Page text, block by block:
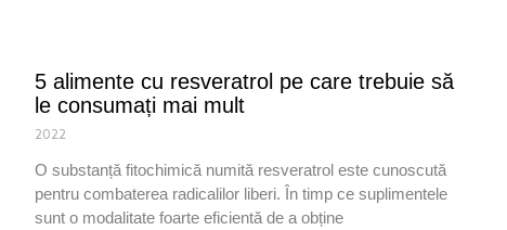
5 alimente cu resveratrol pe care trebuie să
le consumați mai mult
2022
O substanță fitochimică numită resveratrol este cunoscută
pentru combaterea radicalilor liberi. În timp ce suplimentele
sunt o modalitate foarte eficientă de a obține